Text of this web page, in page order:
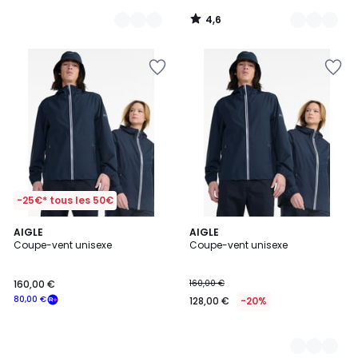
4,6
/
-25€* tous les 50€
AIGLE
Coupe-vent unisexe
80,00 €
160,00 €
AIGLE
Coupe-vent unisexe
160,00 €
128,00 € -20%
2
Couleurs